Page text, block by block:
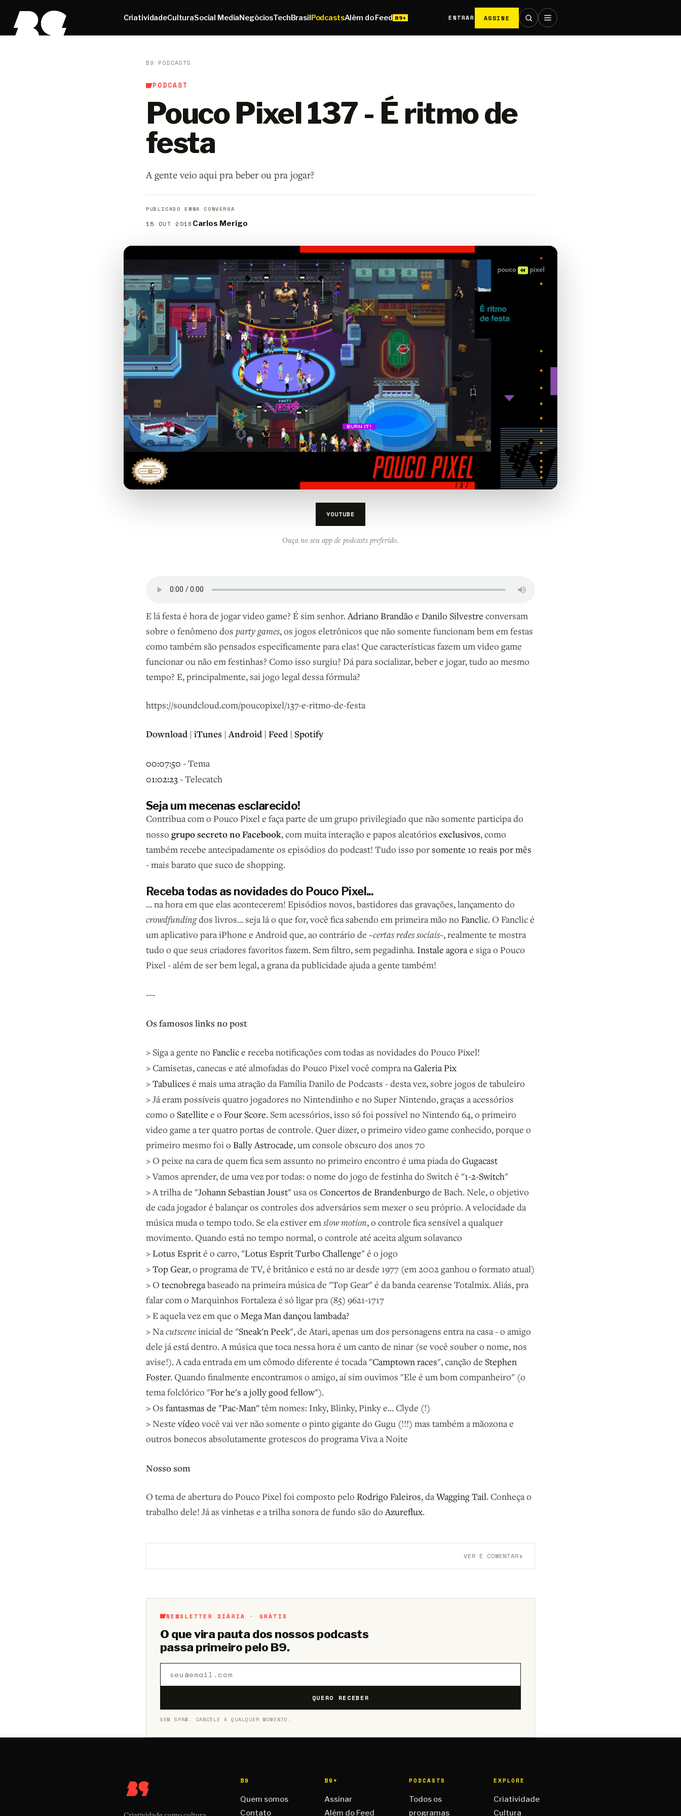
CriatividadeCulturaSocial MediaNegóciosTechBrasilPodcastsAlém do Feed ENTRAR ASSINE
B9 / PODCASTS
PODCAST
Pouco Pixel 137 - É ritmo de
festa
A gente veio aqui pra beber ou pra jogar?
PUBLICADO EM
15 OUT 2018
NA CONVERSA
Carlos Merigo
YOUTUBE
Ouça no seu app de podcasts preferido.
E lá festa é hora de jogar video game? É sim senhor. Adriano Brandão e Danilo Silvestre conversam
sobre o fenômeno dos party games, os jogos eletrônicos que não somente funcionam bem em festas
como também são pensados especificamente para elas! Que características fazem um video game
funcionar ou não em festinhas? Como isso surgiu? Dá para socializar, beber e jogar, tudo ao mesmo
tempo? E, principalmente, sai jogo legal dessa fórmula?
https://soundcloud.com/poucopixel/137-e-ritmo-de-festa
Download | iTunes |Android | Feed | Spotify
00:07:50 -Tema
01:02:23 -Telecatch
Seja um mecenas esclarecido!
Contribua com o Pouco Pixel e faça parte de um grupo privilegiado que não somente participa do
nosso grupo secreto no Facebook, com muita interação e papos aleatórios exclusivos, como
também recebe antecipadamente os episódios do podcast! Tudo isso por somente 10 reais por mês
- mais barato que suco de shopping.
Receba todas as novidades do Pouco Pixel...
... na hora em que elas acontecerem! Episódios novos, bastidores das gravações, lançamento do
crowdfundingdos livros... seja lá o que for, você fica sabendo em primeira mão no Fanclic. O Fanclic é
um aplicativo para iPhone e Android que, ao contrário de ~certas redes sociais~, realmente te mostra
tudo o que seus criadores favoritos fazem. Sem filtro, sem pegadinha.Instale agorae siga o Pouco
Pixel - além de ser bem legal, a grana da publicidade ajuda a gente também!
---
Os famosos links no post
> Siga a gente no Fanclice receba notificações com todas as novidades do Pouco Pixel!
> Camisetas, canecas e até almofadas do Pouco Pixel você compra na Galeria Pix
>Tabulices é mais uma atração da Família Danilo de Podcasts - desta vez, sobre jogos de tabuleiro
>Já eram possíveis quatro jogadores no Nintendinho e no Super Nintendo, graças a acessórios
como o Satellite e o Four Score. Sem acessórios, isso só foi possível no Nintendo 64, o primeiro
video game a ter quatro portas de controle. Quer dizer, o primeiro video game conhecido, porque o
primeiro mesmo foi o Bally Astrocade, um console obscuro dos anos 70
> O peixe na cara de quem fica sem assunto no primeiro encontro é uma piada do Gugacast
>Vamos aprender, de uma vez por todas: o nome do jogo de festinha do Switch é "1-2-Switch"
>A trilha de "Johann Sebastian Joust" usa os Concertos de Brandenburgo de Bach. Nele, o objetivo
de cada jogador é balançar os controles dos adversários sem mexer o seu próprio. A velocidade da
música muda o tempo todo. Se ela estiver emslow motion, o controle fica sensível a qualquer
movimento. Quando está no tempo normal, o controle até aceita algum solavanco
>Lotus Esprité o carro, "Lotus Esprit Turbo Challenge" é o jogo
>Top Gear, o programa de TV, é britânico e está no ar desde 1977 (em 2002 ganhou o formato atual)
> O tecnobregabaseado na primeira música de "Top Gear" é da banda cearense Totalmix. Aliás, pra
falar com o Marquinhos Fortaleza é só ligar pra (85) 9621-1717
>E aquela vez em que o Mega Man dançou lambada?
>Nacutsceneinicial de "Sneak'n Peek", de Atari, apenas um dos personagens entra na casa - o amigo
dele já está dentro. A música que toca nessa hora é um canto de ninar (se você souber o nome, nos
avise!). A cada entrada em um cômodo diferente é tocada "Camptown races", canção de Stephen
Foster. Quando finalmente encontramos o amigo, aí sim ouvimos "Ele é um bom companheiro" (o
tema folclórico "For he's a jolly good fellow").
> Os fantasmas de "Pac-Man"têm nomes: Inky, Blinky, Pinky e... Clyde (!)
>Nestevídeovocê vai ver não somente o pinto gigante do Gugu (!!!) mas também a mãozona e
outros bonecos absolutamente grotescos do programa Viva a Noite
Nosso som
O tema de abertura do Pouco Pixel foi composto pelo Rodrigo Faleiros, daWagging Tail. Conheça o
trabalho dele! Já as vinhetas e a trilha sonora de fundo são doAzureflux.
VER E COMENTAR›
NEWSLETTER DIÁRIA · GRÁTIS
O que vira pauta dos nossos podcasts
passa primeiro pelo B9.
QUERO RECEBER
SEM SPAM. CANCELE A QUALQUER MOMENTO.
B9
Quem somos
Contato
B9+
Assinar
Além do Feed
PODCASTS
Todos os
programas
EXPLORE
Criatividade
Cultura